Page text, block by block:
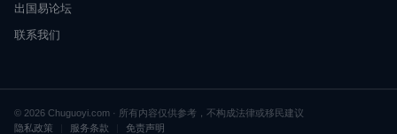
出国易论坛
联系我们
© 2026 Chuguoyi.com · 所有内容仅供参考，不构成法律或移民建议
隐私政策
服务条款 免责声明